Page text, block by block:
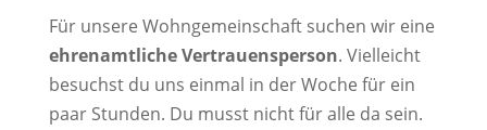
Für unsere Wohngemeinschaft suchen wir eine
ehrenamtliche Vertrauensperson. Vielleicht
besuchst du uns einmal in der Woche für ein
paar Stunden. Du musst nicht für alle da sein.